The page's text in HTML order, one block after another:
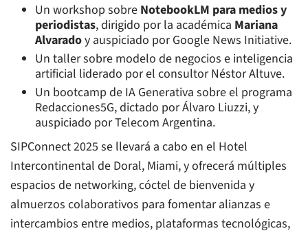
Un workshop sobre NotebookLM para medios y
periodistas, dirigido por la académica Mariana
Alvaradoy auspiciado por Google News Initiative.
Un taller sobre modelo de negocios e inteligencia
artificial liderado por el consultor Néstor Altuve.
Un bootcamp de IA Generativa sobre el programa
Redacciones5G, dictado por Álvaro Liuzzi, y
auspiciado por Telecom Argentina.
SIPConnect 2025 se llevará a cabo en el Hotel
Intercontinental de Doral, Miami, y ofrecerá múltiples
espacios de networking, cóctel de bienvenida y
almuerzos colaborativos para fomentar alianzas e
intercambios entre medios, plataformas tecnológicas,